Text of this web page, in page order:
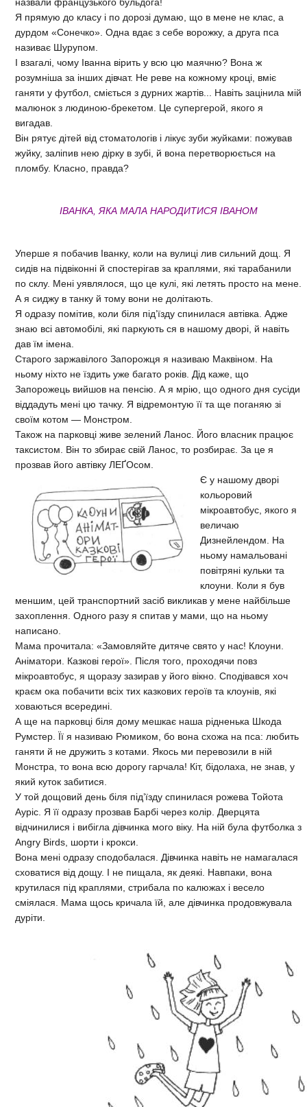
Я прямую до класу і по дорозі думаю, що в мене не клас, а
дурдом «Сонечко». Одна вдає з себе ворожку, а друга пса
називає Шурупом.
І взагалі, чому Іванна вірить у всю цю маячню? Вона ж
розумніша за інших дівчат. Не реве на кожному кроці, вміє
ганяти у футбол, сміється з дурних жартів... Навіть зацінила мій
малюнок з людиною-брекетом. Це супергерой, якого я
вигадав.
Він рятує дітей від стоматологів і лікує зуби жуйками: пожував
жуйку, заліпив нею дірку в зубі, й вона перетворюється на
пломбу. Класно, правда?
ІВАНКА, ЯКА МАЛА НАРОДИТИСЯ ІВАНОМ
Уперше я побачив Іванку, коли на вулиці лив сильний дощ. Я
сидів на підвіконні й спостерігав за краплями, які тарабанили
по склу. Мені уявлялося, що це кулі, які летять просто на мене.
А я сиджу в танку й тому вони не долітають.
Я одразу помітив, коли біля під’їзду спинилася автівка. Адже
знаю всі автомобілі, які паркують ся в нашому дворі, й навіть
дав їм імена.
Старого заржавілого Запорожця я називаю Маквіном. На
ньому ніхто не їздить уже багато років. Дід каже, що
Запорожець вийшов на пенсію. А я мрію, що одного дня сусіди
віддадуть мені цю тачку. Я відремонтую її та ще поганяю зі
своїм котом — Монстром.
Також на парковці живе зелений Ланос. Його власник працює
таксистом. Він то збирає свій Ланос, то розбирає. За це я
прозвав його автівку ЛЕҐОсом.
Є у нашому дворі
кольоровий
мікроавтобус, якого я
величаю
Дизнейлендом. На
ньому намальовані
повітряні кульки та
клоуни. Коли я був
меншим, цей транспортний засіб викликав у мене найбільше
захоплення. Одного разу я спитав у мами, що на ньому
написано.
Мама прочитала: «Замовляйте дитяче свято у нас! Клоуни.
Аніматори. Казкові герої». Після того, проходячи повз
мікроавтобус, я щоразу зазирав у його вікно. Сподівався хоч
краєм ока побачити всіх тих казкових героїв та клоунів, які
ховаються всередині.
А ще на парковці біля дому мешкає наша рідненька Шкода
Румстер. Її я називаю Рюмиком, бо вона схожа на пса: любить
ганяти й не дружить з котами. Якось ми перевозили в ній
Монстра, то вона всю дорогу гарчала! Кіт, бідолаха, не знав, у
який куток забитися.
У той дощовий день біля під’їзду спинилася рожева Тойота
Ауріс. Я її одразу прозвав Барбі через колір. Дверцята
відчинилися і вибігла дівчинка мого віку. На ній була футболка з
Angry Birds, шорти і крокси.
Вона мені одразу сподобалася. Дівчинка навіть не намагалася
сховатися від дощу. І не пищала, як деякі. Навпаки, вона
крутилася під краплями, стрибала по калюжах і весело
сміялася. Мама щось кричала їй, але дівчинка продовжувала
дуріти.